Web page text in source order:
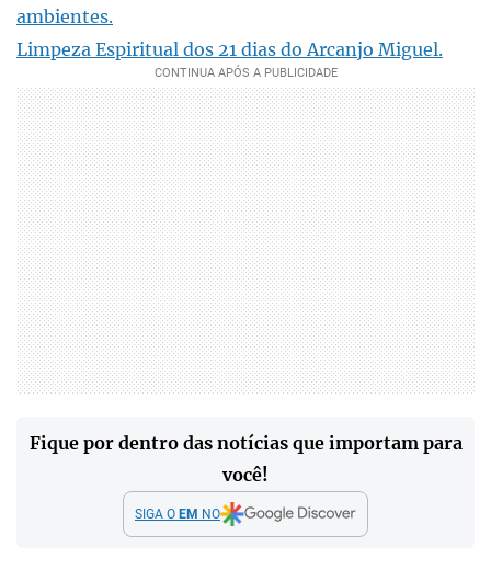
ambientes.
Limpeza Espiritual dos 21 dias do Arcanjo Miguel.
Fique por dentro das notícias que importam para
você!
SIGA O EM NO